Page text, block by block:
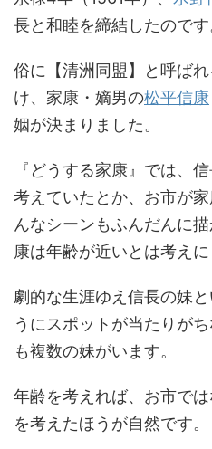
長と和睦を締結したのです
俗に【清洲同盟】と呼ば
け、家康・嫡男の松平信康
姻が決まりました。
『どうする家康』では、
考えていたとか、お市が
んなシーンもふんだんに
康は年齢が近いとは考えに
劇的な生涯ゆえ信長の妹
うにスポットが当たりが
も複数の妹がいます。
年齢を考えれば、お市で
を考えたほうが自然です。